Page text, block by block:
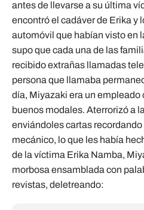
antes de llevarse a su última
encontró el cadáver de Erika y
automóvil que habían visto en
supo que cada una de las
recibido extrañas llamadas
persona que llamaba
día, Miyazaki era un empleado
buenos modales. Aterrorizó a
enviándoles cartas
mecánico, lo que les había
de la víctima Erika Namba,
morbosa ensamblada con
revistas, deletreando: